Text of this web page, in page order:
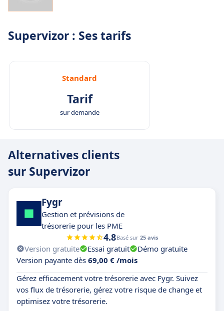
Supervizor : Ses tarifs
Standard
Tarif
sur demande
Alternatives clients
sur Supervizor
Fygr
Gestion et prévisions de
trésorerie pour les PME
4.8Basé sur 25 avis
Version gratuite Essai gratuit
Démo gratuite
Version payante dès 69,00 € /mois
Gérez efficacement votre trésorerie avec Fygr. Suivez
vos flux de trésorerie, gérez votre risque de change et
optimisez votre trésorerie.